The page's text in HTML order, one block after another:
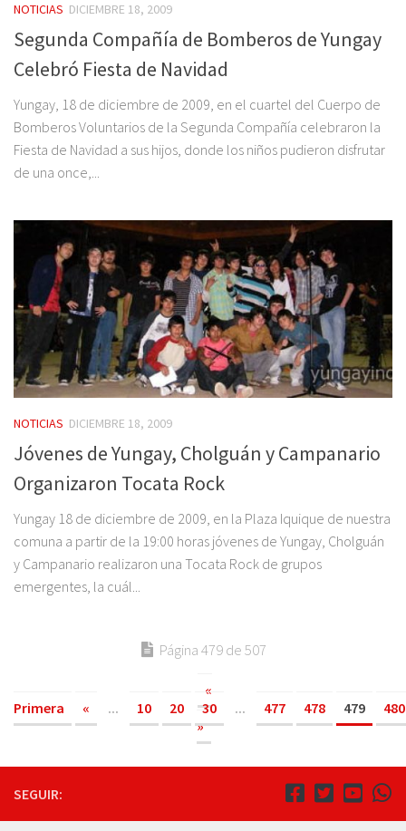
NOTICIAS DICIEMBRE 18, 2009
Segunda Compañía de Bomberos de Yungay
Celebró Fiesta de Navidad
Yungay, 18 de diciembre de 2009, en el cuartel del Cuerpo de
Bomberos Voluntarios de la Segunda Compañía celebraron la
Fiesta de Navidad a sus hijos, donde los niños pudieron disfrutar
de una once,...
NOTICIAS DICIEMBRE 18, 2009
Jóvenes de Yungay, Cholguán y Campanario
Organizaron Tocata Rock
Yungay 18 de diciembre de 2009, en la Plaza Iquique de nuestra
comuna a partir de la 19:00 horas jóvenes de Yungay, Cholguán
y Campanario realizaron una Tocata Rock de grupos
emergentes, la cuál...
Página 479 de 507
«
Primera
« ... 10 20 30 ... 477 478 479
480
»
SEGUIR: